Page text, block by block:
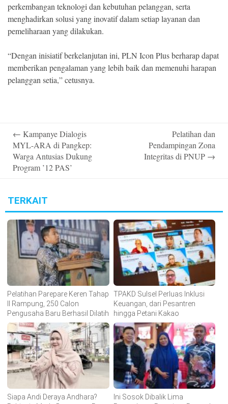
perkembangan teknologi dan kebutuhan pelanggan, serta
menghadirkan solusi yang inovatif dalam setiap layanan dan
pemeliharaan yang dilakukan.
“Dengan inisiatif berkelanjutan ini, PLN Icon Plus berharap dapat
memberikan pengalaman yang lebih baik dan memenuhi harapan
pelanggan setia,” cetusnya.
navigation
← Kampanye Dialogis
MYL-ARA di Pangkep:
Warga Antusias Dukung
Program ’12 PAS’
Pelatihan dan
Pendampingan Zona
Integritas di PNUP →
TERKAIT
Pelatihan Parepare Keren Tahap
II Rampung, 250 Calon
Pengusaha Baru Berhasil Dilatih
TPAKD Sulsel Perluas Inklusi
Keuangan, dari Pesantren
hingga Petani Kakao
Siapa Andi Deraya Andhara?
Ini Sosok Dibalik Lima